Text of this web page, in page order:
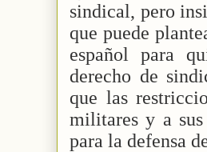
sindical, pero
que puede
español para
derecho de
que las
militares y a
para la defensa